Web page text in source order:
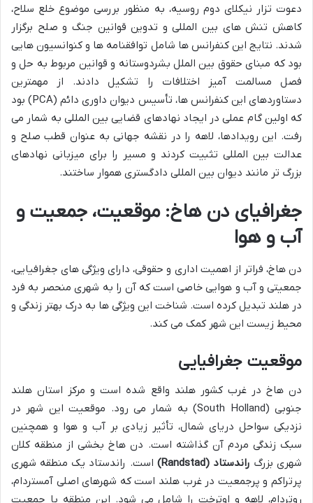
دعوت تزار نیکلای دوم روسیه، به منظور بررسی موضوع خلع سلاح،
کاهش تنش های بین المللی و تدوین قوانین جنگ و صلح برگزار
شدند. نتایج این کنفرانس ها شامل توافقنامه ها و کنوانسیون هایی
بود که مبنای حقوق بین الملل بشردوستانه و قوانین مربوط به حل و
فصل مسالمت آمیز اختلافات را تشکیل دادند. از مهمترین
دستاوردهای این کنفرانس ها، تأسیس دیوان داوری دائم (PCA) بود
که اولین گام عملی در ایجاد نهادهای قضایی بین المللی به شمار می
رفت. این رویدادها، لاهه را در نقشه جهانی به عنوان قطب صلح و
عدالت بین المللی تثبیت کردند و مسیر را برای میزبانی نهادهای
بزرگ تر مانند دیوان بین المللی دادگستری هموار ساختند.
جغرافیای دن هاخ: موقعیت، جمعیت و
آب و هوا
دن هاخ، فراتر از اهمیت اداری و حقوقی، دارای ویژگی های جغرافیایی،
جمعیتی و آب و هوایی خاصی است که آن را به شهری منحصر به فرد
در هلند تبدیل کرده است. شناخت این ویژگی ها به درک بهتر زندگی و
محیط زیست این شهر کمک می کند.
موقعیت جغرافیایی
دن هاخ در غرب کشور هلند واقع شده است و مرکز استان هلند
جنوبی (South Holland) به شمار می رود. موقعیت این شهر در
نزدیکی سواحل دریای شمال، تأثیر زیادی بر آب و هوا و همچنین
سبک زندگی مردم آن گذاشته است. دن هاخ بخشی از منطقه کلان
شهری بزرگ راندستاد (Randstad)
است. راندستاد یک منطقه شهری
پرتراکم و پرجمعیت در غرب هلند است که شهرهای اصلی آمستردام،
روتردام، لاهه و اوترخت را شامل می شود. این منطقه با جمعیت